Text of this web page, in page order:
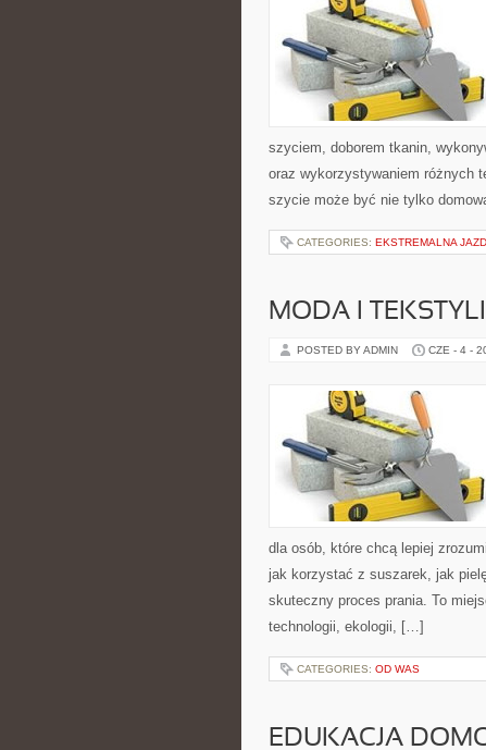
szyciem, doborem tkanin,
oraz wykorzystywaniem różnych
szycie może być nie tylko
CATEGORIES: EKSTREMALNA
MODA I
POSTED BY ADMIN CZE - 4 -
dla osób, które chcą lepiej
jak korzystać z suszarek, jak
skuteczny proces prania. To
technologii, ekologii, […]
CATEGORIES: OD WAS
EDUKACJA